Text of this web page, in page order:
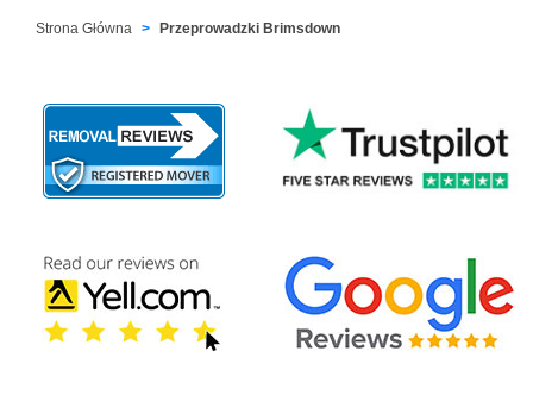
Strona Główna Przeprowadzki Brimsdown